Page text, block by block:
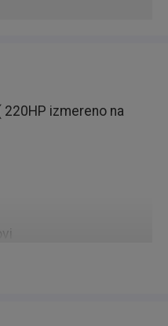
220HP izmereno na